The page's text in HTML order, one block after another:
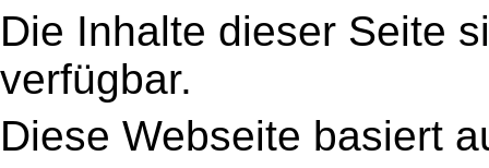
Die Inhalte dieser Seite
verfügbar.
Diese Webseite basiert